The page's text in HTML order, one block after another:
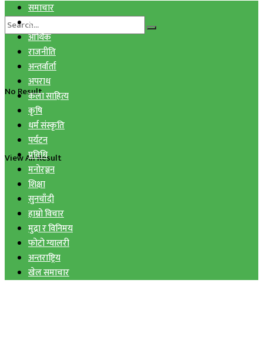
No Result
View All Result
समाचार
स्वास्थ्य
आर्थिक
राजनीति
अन्तर्वार्ता
अपराध
कला साहित्य
कृषि
धर्म संस्कृति
पर्यटन
प्रविधि
मनोरञ्जन
शिक्षा
सुनचाँदी
हाम्रो विचार
मुद्रा र विनिमय
फोटो ग्यालरी
अन्तराष्ट्रिय
खेल समाचार